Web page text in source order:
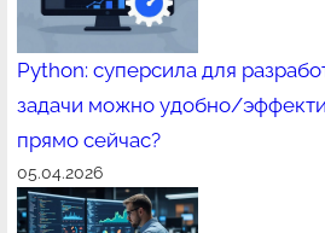
Python: суперсила для
задачи можно удобно/
прямо сейчас?
05.04.2026